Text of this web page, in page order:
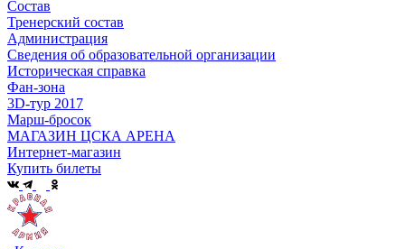
Состав
Тренерский состав
Администрация
Сведения об образовательной организации
Историческая справка
Фан-зона
3D-тур 2017
Марш-бросок
МАГАЗИН ЦСКА АРЕНА
Интернет-магазин
Купить билеты